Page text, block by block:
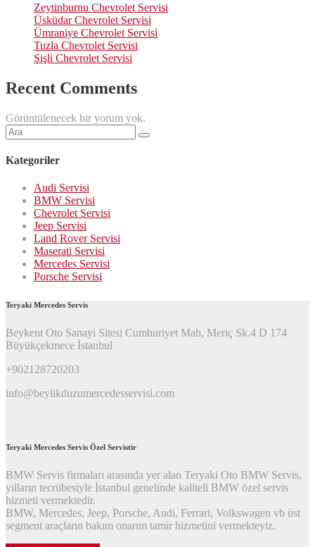
Zeytinburnu Chevrolet Servisi
Üsküdar Chevrolet Servisi
Ümraniye Chevrolet Servisi
Tuzla Chevrolet Servisi
Şişli Chevrolet Servisi
Recent Comments
Görüntülenecek bir yorum yok.
Şunu
ara:
Kategoriler
Audi Servisi
BMW Servisi
Chevrolet Servisi
Jeep Servisi
Land Rover Servisi
Maserati Servisi
Mercedes Servisi
Porsche Servisi
Teryaki Mercedes Servis
Beykent Oto Sanayi Sitesi Cumhuriyet Mah, Meriç Sk.4 D 174
Büyükçekmece İstanbul
+902128720203
info@beylikduzumercedesservisi.com
Teryaki Mercedes Servis Özel Servistir
BMW Servis firmaları arasında yer alan Teryaki Oto BMW Servis,
yılların tecrübesiyle İstanbul genelinde kaliteli BMW özel servis
hizmeti vermektedir.
BMW, Mercedes, Jeep, Porsche, Audi, Ferrari, Volkswagen vb üst
segment araçların bakım onarım tamir hizmetini vermekteyiz.